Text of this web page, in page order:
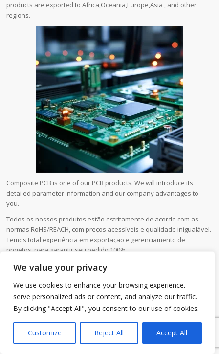
We value your privacy
We use cookies to enhance your browsing experience,
serve personalized ads or content, and analyze our traffic.
By clicking "Accept All", you consent to our use of cookies.
Customize Reject All Accept All
products are exported to Africa,Oceania,Europe,Asia , and other
regions.
Composite PCB is one of our PCB products. We will introduce its
detailed parameter information and our company advantages to
you.
Todos os nossos produtos estão estritamente de acordo com as
normas RoHS/REACH, com preços acessíveis e qualidade inigualável.
Temos total experiência em exportação e gerenciamento de
projetos, para garantir seu pedido 100%.
Nome do produto Composite PCB
MTI
Local de origem Shenzhen, China
Condição Novo